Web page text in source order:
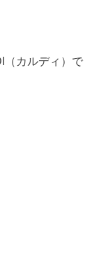
（カルディ）で